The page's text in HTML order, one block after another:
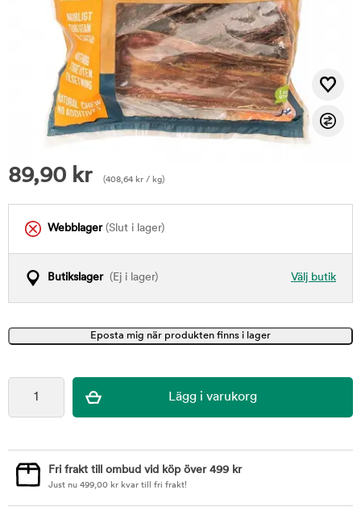
89,90 kr (408,64 kr / kg)
Webblager(Slut i lager)
Välj butik
Butikslager(Ej i lager)
Fri frakt till ombud vid köp över 499 kr
Just nu 499,00 kr kvar till fri frakt!